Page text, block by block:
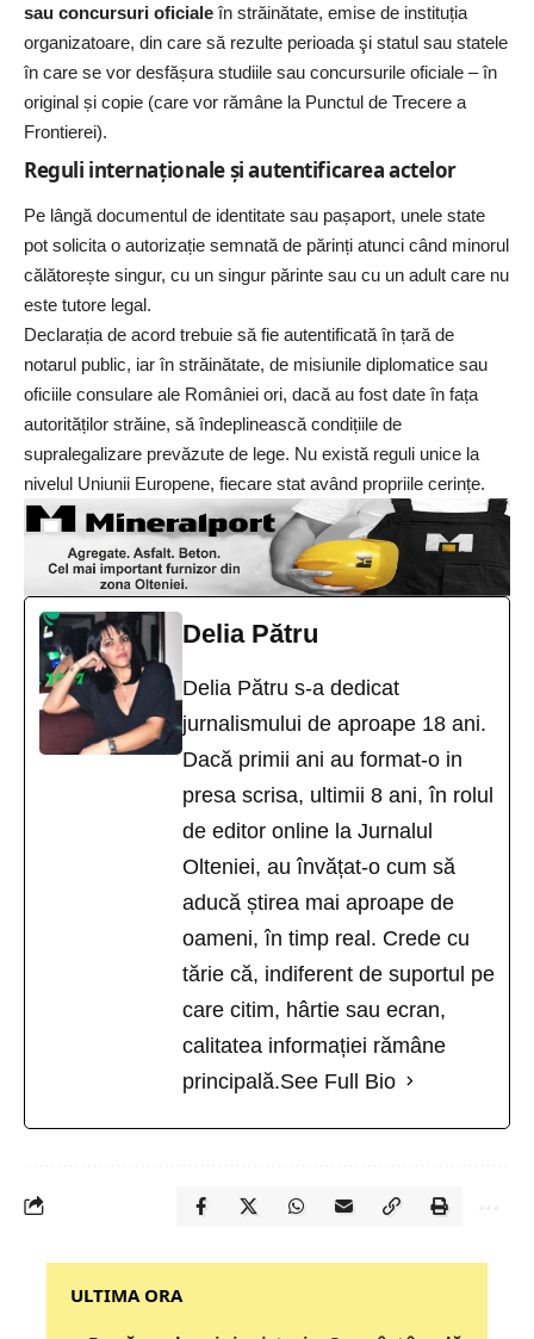
sau concursuri oficiale în străinătate, emise de instituția
organizatoare, din care să rezulte perioada şi statul sau statele
în care se vor desfășura studiile sau concursurile oficiale – în
original și copie (care vor rămâne la Punctul de Trecere a
Frontierei).
Reguli internaționale și autentificarea actelor
Pe lângă documentul de identitate sau pașaport, unele state
pot solicita o autorizație semnată de părinți atunci când minorul
călătorește singur, cu un singur părinte sau cu un adult care nu
este tutore legal.
Declarația de acord trebuie să fie autentificată în țară de
notarul public, iar în străinătate, de misiunile diplomatice sau
oficiile consulare ale României ori, dacă au fost date în fața
autorităților străine, să îndeplinească condițiile de
supralegalizare prevăzute de lege. Nu există reguli unice la
nivelul Uniunii Europene, fiecare stat având propriile cerințe.
Delia Pătru
Delia Pătru s-a dedicat
jurnalismului de aproape 18 ani.
Dacă primii ani au format-o in
presa scrisa, ultimii 8 ani, în rolul
de editor online la Jurnalul
Olteniei, au învățat-o cum să
aducă știrea mai aproape de
oameni, în timp real. Crede cu
tărie că, indiferent de suportul pe
care citim, hârtie sau ecran,
calitatea informației rămâne
principală.See Full Bio
‎‎‎‎‎‎‎ULTIMA ORA